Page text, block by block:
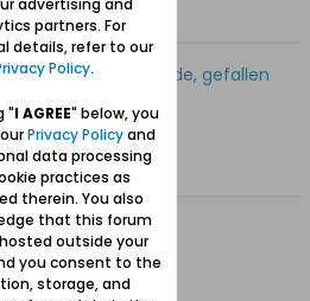
20:59
in Weichselmünde, gefallen
21:57
Likes
07:27
advertising and
partners. For
details, refer to our
Policy.
"I AGREE" below, you
Privacy Policyand
data processing
practices as
therein. You also
that this forum
outside your
you consent to the
storage, and